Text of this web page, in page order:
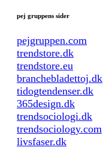
pej gruppens sider
pejgruppen.com
trendstore.dk
trendstore.eu
branchebladettoj.dk
tidogtendenser.dk
365design.dk
trendsociologi.dk
trendsociology.com
livsfaser.dk